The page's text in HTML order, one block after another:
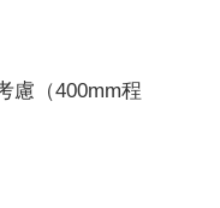
慮（400mm程